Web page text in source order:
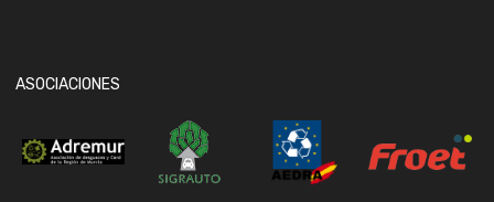
ASOCIACIONES